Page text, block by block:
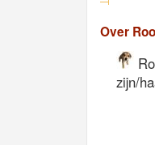
Over
zijn/